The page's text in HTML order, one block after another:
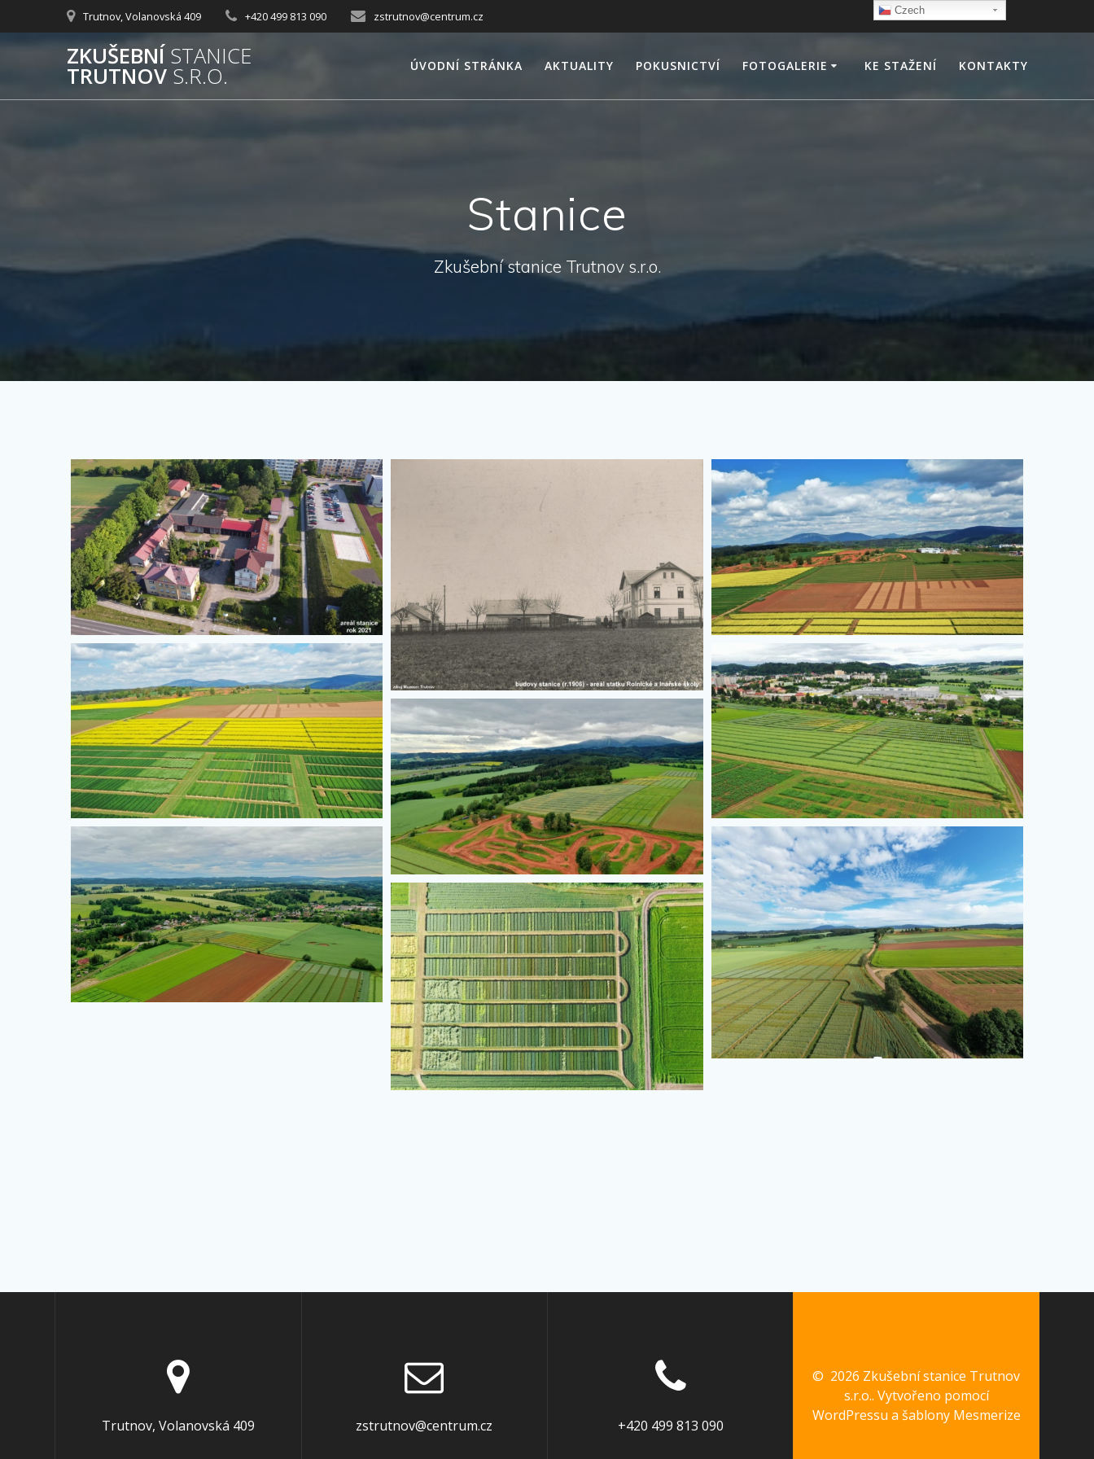
na
obsah
Trutnov, Volanovská 409 +420 499 813 090 zstrutnov@centrum.cz
ZKUŠEBNÍ STANICE
TRUTNOV S.R.O. ÚVODNÍ STRÁNKA AKTUALITY POKUSNICTVÍ FOTOGALERIE KE STAŽENÍ KONTAKTY
Stanice
Zkušební stanice Trutnov s.r.o.
Trutnov, Volanovská 409 zstrutnov@centrum.cz +420 499 813 090
© 2026 Zkušební stanice Trutnov
s.r.o.. Vytvořeno pomocí
WordPressu a šablony Mesmerize
Czech